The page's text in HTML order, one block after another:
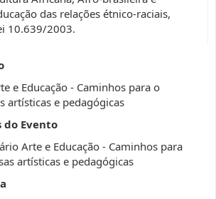
das relações étnico-raciais,
10.639/2003.
e Educação - Caminhos para o
artísticas e pedagógicas
do Evento
Arte e Educação - Caminhos para
artísticas e pedagógicas